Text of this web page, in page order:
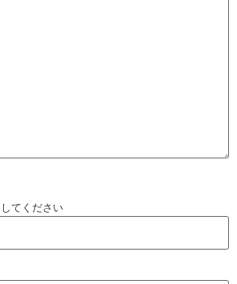
てください